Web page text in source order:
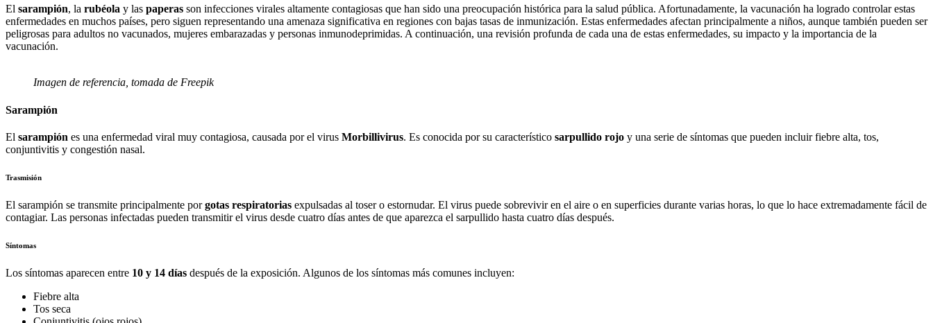
El sarampión, la rubéola y las paperas son infecciones virales altamente contagiosas que han sido una preocupación histórica para la salud pública. Afortunadamente, la vacunación ha logrado controlar estas
enfermedades en muchos países, pero siguen representando una amenaza significativa en regiones con bajas tasas de inmunización. Estas enfermedades afectan principalmente a niños, aunque también pueden ser
peligrosas para adultos no vacunados, mujeres embarazadas y personas inmunodeprimidas. A continuación, una revisión profunda de cada una de estas enfermedades, su impacto y la importancia de la
vacunación.
Imagen de referencia, tomada de Freepik
Sarampión
El sarampión es una enfermedad viral muy contagiosa, causada por el virus Morbillivirus. Es conocida por su característico sarpullido rojo y una serie de síntomas que pueden incluir fiebre alta, tos,
conjuntivitis y congestión nasal.
Trasmisión
El sarampión se transmite principalmente porgotas respiratorias expulsadas al toser o estornudar. El virus puede sobrevivir en el aire o en superficies durante varias horas, lo que lo hace extremadamente fácil de
contagiar. Las personas infectadas pueden transmitir el virus desde cuatro días antes de que aparezca el sarpullido hasta cuatro días después.
Síntomas
Los síntomas aparecen entre 10 y 14 días después de la exposición. Algunos de los síntomas más comunes incluyen:
Fiebre alta
Tos seca